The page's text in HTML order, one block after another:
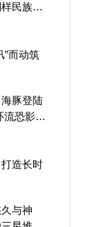
造长时
民族狂
”而动筑
豚登陆
流恐影响
造长时
与神